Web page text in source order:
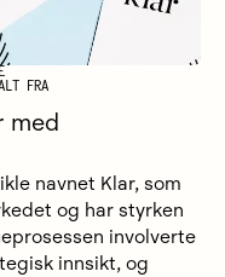
FRA
med
navnet Klar, som
og har styrken
involverte
innsikt, og